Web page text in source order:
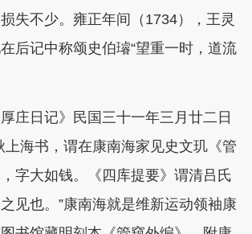
失不少。雍正年间（1734），王灵
后记中称颂史伯璿“望重一时，道流
庄日记》民国三十一年三月廿二日
上海书，谓在康南海家见史文玑《管
字大如钱。《四库提要》谓清吕氏
见也。”康南海就是维新运动领袖康